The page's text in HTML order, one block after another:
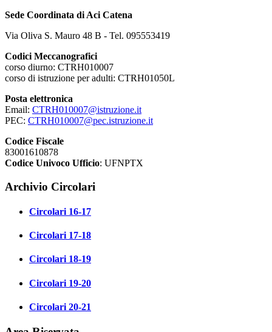
Sede Coordinata di Aci Catena
Via Oliva S. Mauro 48 B - Tel. 095553419
Codici Meccanografici
corso diurno: CTRH010007
corso di istruzione per adulti: CTRH01050L
Posta elettronica
Email: CTRH010007@istruzione.it
PEC: CTRH010007@pec.istruzione.it
Codice Fiscale
83001610878
Codice Univoco Ufficio: UFNPTX
Archivio Circolari
Circolari 16-17
Circolari 17-18
Circolari 18-19
Circolari 19-20
Circolari 20-21